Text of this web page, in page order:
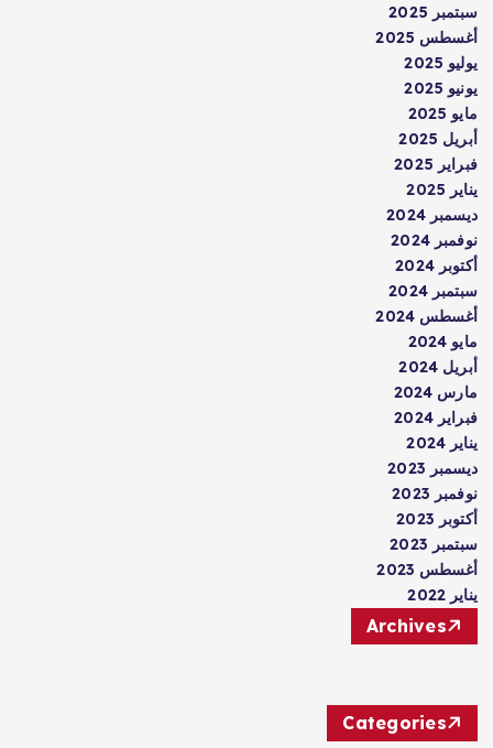
سبتمبر 2025
أغسطس 2025
يوليو 2025
يونيو 2025
مايو 2025
أبريل 2025
فبراير 2025
يناير 2025
ديسمبر 2024
نوفمبر 2024
أكتوبر 2024
سبتمبر 2024
أغسطس 2024
مايو 2024
أبريل 2024
مارس 2024
فبراير 2024
يناير 2024
ديسمبر 2023
نوفمبر 2023
أكتوبر 2023
سبتمبر 2023
أغسطس 2023
يناير 2022
Archives
Categories